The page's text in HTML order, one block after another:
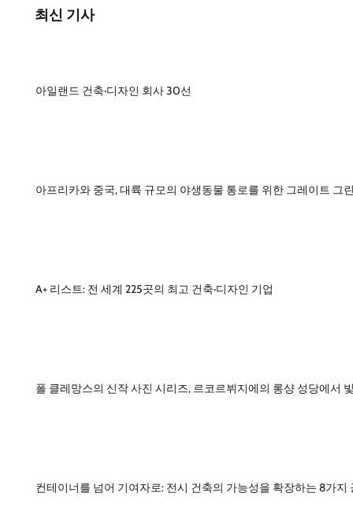
최신 기사
아일랜드 건축·디자인 회사 30선
아프리카와 중국, 대륙 규모의 야생동물 통로를 위한 그레이트 그
A+ 리스트: 전 세계 225곳의 최고 건축·디자인 기업
폴 클레망스의 신작 사진 시리즈, 르코르뷔지에의 롱샹 성당에서
컨테이너를 넘어 기여자로: 전시 건축의 가능성을 확장하는 8가지